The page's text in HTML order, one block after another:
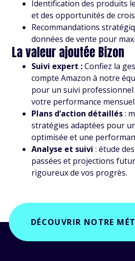
Identification des produits
et des opportunités de
Recommandations
données de vente pour
La valeur ajoutée Bizon
Suivi expert :Confiez la
compte Amazon à notre
pour un suivi
votre performance
Plans d’action détaillés:
stratégies adaptées pour
optimisée et une
Analyse et suivi : étude
passées et projections
rigoureux de vos progrès.
DÉCOUVRIR NOTRE